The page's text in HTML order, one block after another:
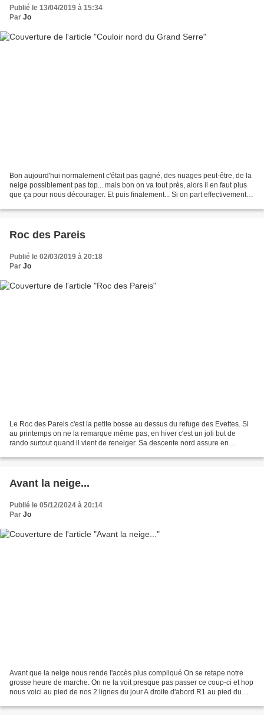
Publié le 13/04/2019 à 15:34
Par Jo
Bon aujourd'hui normalement c'était pas gagné, des nuages peut-être, de la
neige possiblement pas top... mais bon on va tout près, alors il en faut plus
que ça pour nous décourager. Et puis finalement... Si on part effectivement
Roc des Pareis
Publié le 02/03/2019 à 20:18
Par Jo
Le Roc des Pareis c'est la petite bosse au dessus du refuge des Evettes. Si
au printemps on ne la remarque même pas, en hiver c'est un joli but de
rando surtout quand il vient de reneiger. Sa descente nord assure en
Avant la neige...
Publié le 05/12/2024 à 20:14
Par Jo
Avant que la neige nous rende l'accès plus compliqué On se retape notre
grosse heure de marche. On ne la voit presque pas passer ce coup-ci et hop
nous voici au pied de nos 2 lignes du jour A droite d'abord R1 au pied du